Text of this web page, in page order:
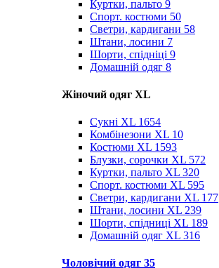
Куртки, пальто 9
Спорт. костюми 50
Светри, кардигани 58
Штани, лосини 7
Шорти, спідніці 9
Домашній одяг 8
Жіночий одяг XL
Cукні XL 1654
Комбінезони XL 10
Костюми XL 1593
Блузки, сорочки XL 572
Куртки, пальто XL 320
Спорт. костюми XL 595
Светри, кардигани XL 177
Штани, лосини XL 239
Шорти, спідниці XL 189
Домашній одяг XL 316
Чоловічий одяг 35